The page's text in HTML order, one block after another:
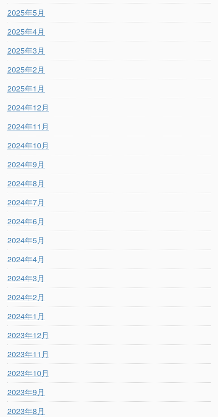
2025年5月
2025年4月
2025年3月
2025年2月
2025年1月
2024年12月
2024年11月
2024年10月
2024年9月
2024年8月
2024年7月
2024年6月
2024年5月
2024年4月
2024年3月
2024年2月
2024年1月
2023年12月
2023年11月
2023年10月
2023年9月
2023年8月